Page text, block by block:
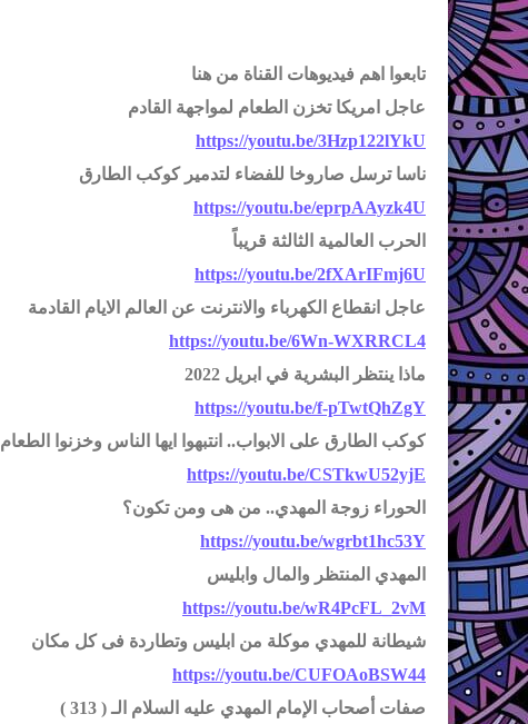
تابعوا اهم فيديوهات القناة من هنا
عاجل امريكا تخزن الطعام لمواجهة القادم
https://youtu.be/3Hzp122lYkU
ناسا ترسل صاروخا للفضاء لتدمير كوكب الطارق
https://youtu.be/eprpAAyzk4U
الحرب العالمية الثالثة قريباً
https://youtu.be/2fXArIFmj6U
عاجل انقطاع الكهرباء والانترنت عن العالم الايام القادمة
https://youtu.be/6Wn-WXRRCL4
ماذا ينتظر البشرية في ابريل 2022
https://youtu.be/f-pTwtQhZgY
كوكب الطارق على الابواب.. انتبهوا ايها الناس وخزنوا الطعام
https://youtu.be/CSTkwU52yjE
الحوراء زوجة المهدي.. من هى ومن تكون؟
https://youtu.be/wgrbt1hc53Y
المهدي المنتظر والمال وابليس
https://youtu.be/wR4PcFL_2vM
شيطانة للمهدي موكلة من ابليس وتطاردة فى كل مكان
https://youtu.be/CUFOAoBSW44
صفات أصحاب الإمام المهدي عليه السلام الـ ( 313 )